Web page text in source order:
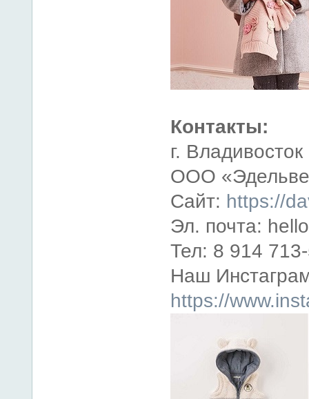
Контакты:
г. Владивосток
ООО
Сайт: https://
Эл. почта:
Тел: 8 914
Наш
https://